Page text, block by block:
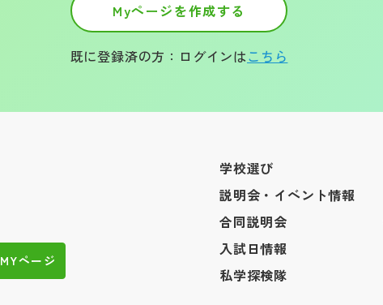
Myページを作成する
既に登録済の方：ログインはこちら
MYページ
学校選び
説明会・イベント情報
合同説明会
入試日情報
私学探検隊